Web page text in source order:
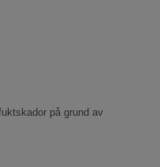
på grund av